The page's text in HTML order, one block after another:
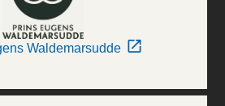
Waldemarsudde